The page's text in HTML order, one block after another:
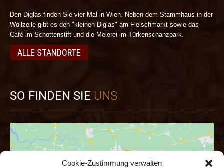
Cookie-Zustimmung verwalten
Den Diglas finden Sie vier Mal in Wien. Neben dem Stammhaus in der
Wollzeile gibt es den "kleinen Diglas" am Fleischmarkt sowie das
Café im Schottenstift und die Meierei im Türkenschanzpark.
ALLE STANDORTE
SO FINDEN SIE UNS